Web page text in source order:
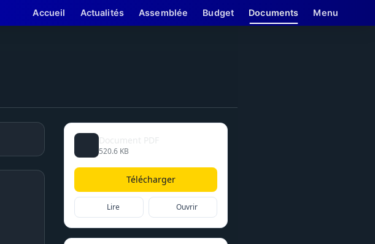
Accueil Actualités Assemblée Budget Documents Menu
Document PDF
520.6 KB
Télécharger
Lire Ouvrir